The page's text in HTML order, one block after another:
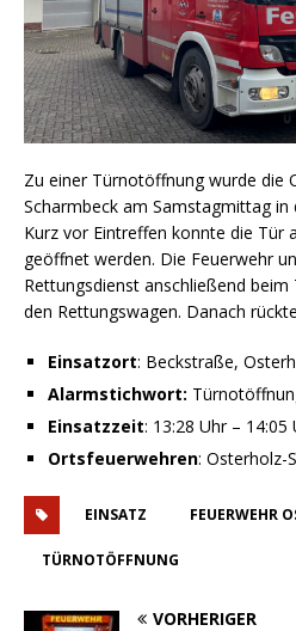
Zu einer Türnotöffnung wurde die
Scharmbeck am Samstagmittag
Kurz vor Eintreffen konnte die Tür
geöffnet werden. Die Feuerwehr
Rettungsdienst anschließend
den Rettungswagen. Danach
Einsatzort: Beckstraße,
Alarmstichwort:
Einsatzzeit: 13:28 Uhr – 14:05
Ortsfeuerwehren: Osterholz-
EINSATZ FEUERWEHR
TÜRNOTÖFFNUNG
VORHERIGER